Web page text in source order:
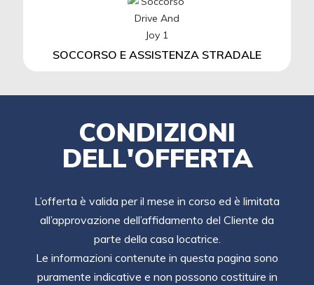
SOCCORSO E ASSISTENZA STRADALE
CONDIZIONI
DELL'OFFERTA
L’offerta è valida per il mese in corso ed è limitata
all’approvazione dell’affidamento del Cliente da
parte della casa locatrice.
Le informazioni contenute in questa pagina sono
puramente indicative e non possono costituire in